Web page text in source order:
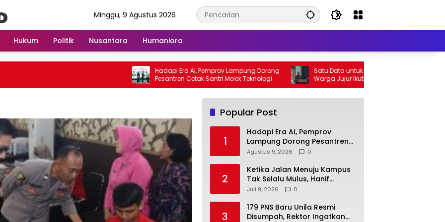
Minggu, 9 Agustus 2026
Hukum Politik Nusantara Humaniora
Hadapi Era AI, Pemprov Lampung Dorong
Pesantren Cetak Santri Melek Teknologi
Satu Data untuk Lampung: Pemprov Ajak
Warga Jujur Ikuti Sensus Ekonomi 2026
Popular Post
1
Hadapi Era AI, Pemprov
Lampung Dorong Pesantren
Cetak Santri Melek Teknologi
Agustus 9, 2026 0
2
Ketika Jalan Menuju Kampus
Tak Selalu Mulus, Hanif
Memilih Tetap Melangkah
Juli 9, 2026 0
3
179 PNS Baru Unila Resmi
Disumpah, Rektor Ingatkan